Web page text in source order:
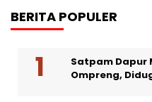
BERITA POPULER
Satpam Dapur
Ompreng,